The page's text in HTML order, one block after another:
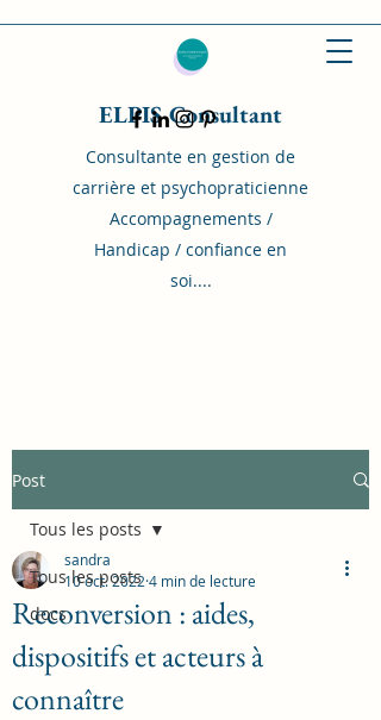
ELPIS Consultant
Consultante en gestion de
carrière et psychopraticienne
Accompagnements /
Handicap / confiance en
soi....
Post
Tous les posts
docs
Tous les posts
Reconversion : aides,
dispositifs et acteurs à
connaître
sandra
10 oct. 2022 4 min de lecture